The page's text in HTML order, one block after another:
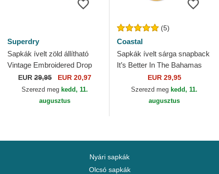
Superdry
Sapkák ívelt zöld állítható
Vintage Embroidered Drop
Kick Green Superdry
EUR29,95 EUR 20,97
Szerezd meg kedd, 11.
augusztus
(5)
Coastal
Sapkák ívelt sárga snapback
It’s Better In The Bahamas
HFT CoastalEUR 29,95
Szerezd meg kedd, 11.
augusztus
Nyári sapkák
Olcsó sapkák